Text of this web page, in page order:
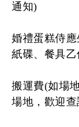
通知)
婚禮蛋糕侍
紙碟、餐具
搬運費(如場
場地，歡迎查